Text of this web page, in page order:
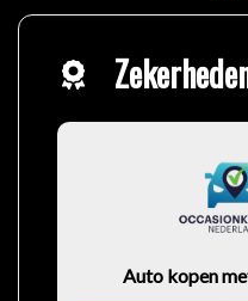
Auto kopen